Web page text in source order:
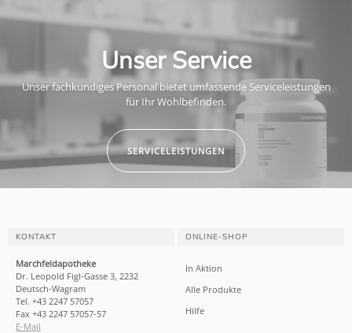
Unser Service
Unser fachkundiges Personal bietet umfassende Serviceleistungen
für Ihr Wohlbefinden.
SERVICELEISTUNGEN
KONTAKT
Marchfeldapotheke
Dr. Leopold Figl-Gasse 3, 2232
Deutsch-Wagram
Tel. +43 2247 57057
Fax +43 2247 57057-57
E-Mail
ONLINE-SHOP
In Aktion
Alle Produkte
Hilfe